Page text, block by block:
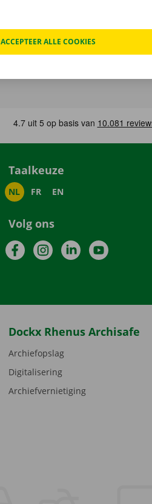
Taalkeuze
NL FR EN
Volg ons
FacebookInstagramLinkedInYouTube
Dockx Rhenus Archisafe
Archiefopslag
Digitalisering
Archiefvernietiging
ACCEPTEER ALLE COOKIES